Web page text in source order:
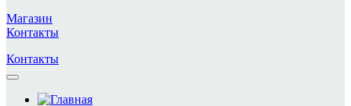
Магазин
Контакты
Контакты